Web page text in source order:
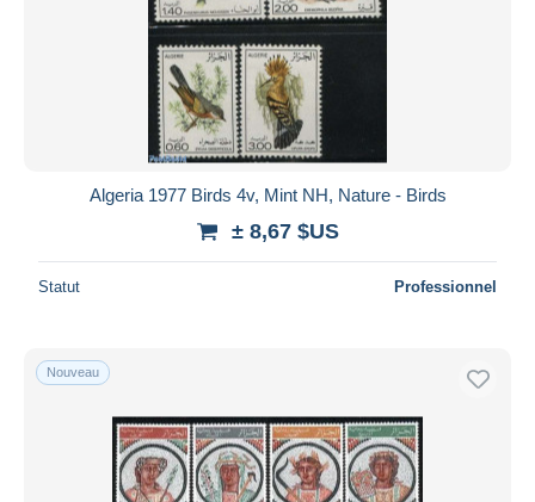
Algeria 1977 Birds 4v, Mint NH, Nature - Birds
± 8,67 $US
Statut Professionnel
Nouveau